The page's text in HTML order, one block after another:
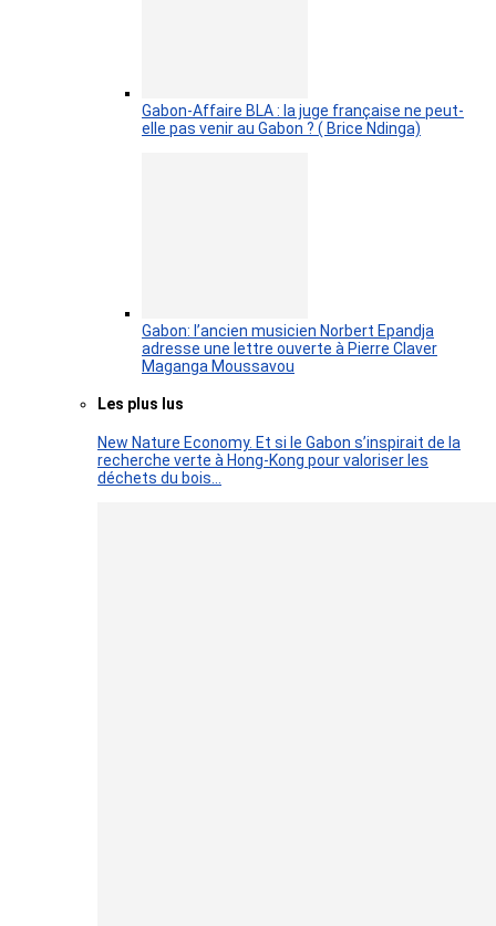
Gabon-Affaire BLA : la juge française ne peut-
elle pas venir au Gabon ? ( Brice Ndinga)
Gabon: l’ancien musicien Norbert Epandja
adresse une lettre ouverte à Pierre Claver
Maganga Moussavou
Les plus lus
New Nature Economy. Et si le Gabon s’inspirait de la
recherche verte à Hong-Kong pour valoriser les
déchets du bois…